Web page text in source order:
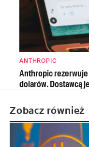
ANTHROPIC
Anthropic
dolarów. Dostawcą
Zobacz również